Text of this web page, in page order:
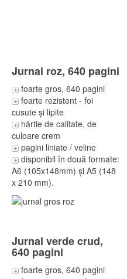
Jurnal roz, 640 pagini
foarte gros, 640 pagini
foarte rezistent - foi
cusute și lipite
hârtie de calitate, de
culoare crem
pagini liniate / veline
disponibil în două formate:
A6 (105x148mm) și A5 (148
x 210 mm).
Jurnal verde crud,
640 pagini
foarte gros, 640 pagini